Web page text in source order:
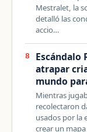
Mestralet, la
detalló las
accio…
8
Escándalo
atrapar
mundo
Mientras
recolectaron
usados por la
crear un